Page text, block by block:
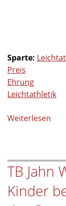
Sparte:
Preis
Ehrung
Leichtathletik
Weiterlesen
TB Jahn
Kinder